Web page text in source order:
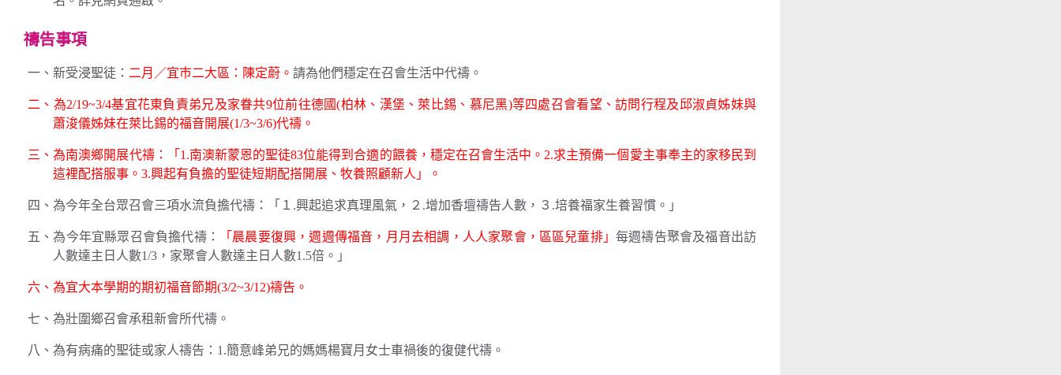
禱告事項
一、新受浸聖徒： 二月／宜巿二大區：陳定蔚。請為他們穩定在召會生活中代禱。
二、為2/19~3/4基宜花東負責弟兄及家眷共9位前往德國(柏林、漢堡、萊比錫、慕尼黑)等四處召會看望、訪問行程及邱淑貞姊妹與
蕭浚儀姊妹在萊比錫的福音開展(1/3~3/6)代禱。
三、為南澳鄉開展代禱：「1.南澳新蒙恩的聖徒83位能得到合適的餵養，穩定在召會生活中。2.求主預備一個愛主事奉主的家移民到
這裡配搭服事。3.興起有負擔的聖徒短期配搭開展、牧養照顧新人」。
四、為今年全台眾召會三項水流負擔代禱：「１.興起追求真理風氣，２.增加香壇禱告人數，３.培養福家生養習慣。」
五、為今年宜縣眾召會負擔代禱： 「晨晨要復興，週週傳福音，月月去相調，人人家聚會，區區兒童排」每週禱告聚會及福音出訪
人數達主日人數1/3，家聚會人數達主日人數1.5倍。」
六、為宜大本學期的期初福音節期(3/2~3/12)禱告。
七、為壯圍鄉召會承租新會所代禱。
八、為有病痛的聖徒或家人禱告：1.簡意峰弟兄的媽媽楊寶月女士車禍後的復健代禱。